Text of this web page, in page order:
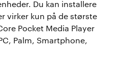
Du kan installere
virker kun på de største
Pocket Media Player
Palm, Smartphone,